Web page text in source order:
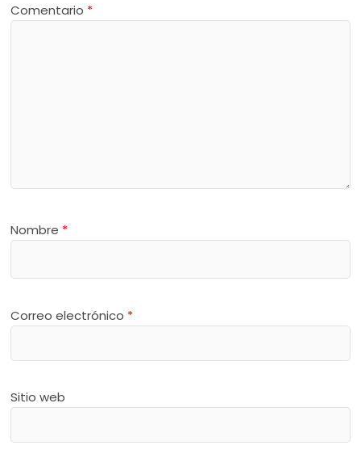
Comentario *
Nombre *
Correo electrónico *
Sitio web